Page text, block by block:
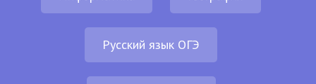
Русский язык ОГЭ